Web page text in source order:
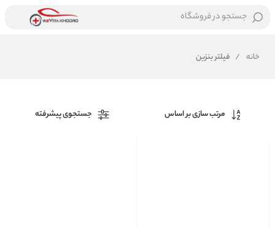
جستجو در فروشگاه
خانه / فیلتر بنزین
مرتب سازی بر اساس جستجوی پیشرفته